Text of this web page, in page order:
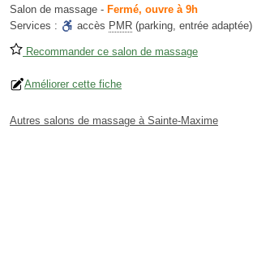
Salon de massage - Fermé, ouvre à 9h
Services :
accès PMR (parking, entrée adaptée)
Recommander ce salon de massage
Améliorer cette fiche
Autres salons de massage à Sainte-Maxime